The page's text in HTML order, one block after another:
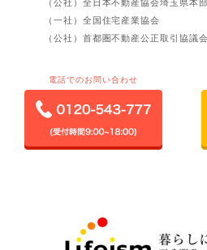
（一社）全国住宅産業協会
（公社）首都圏不動産公正取引協議会
電話でのお問い合わせ